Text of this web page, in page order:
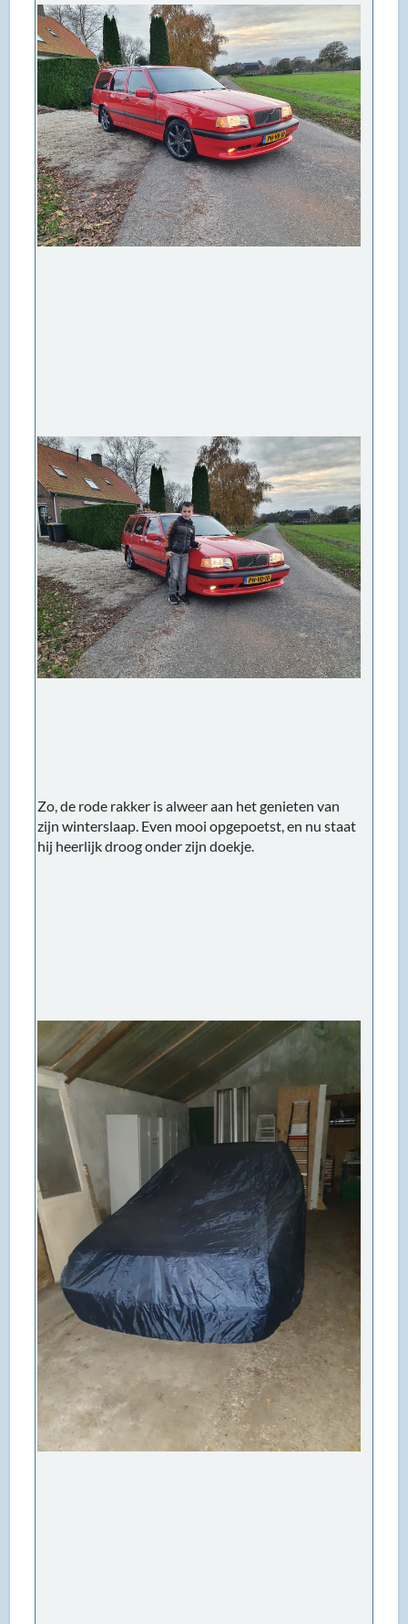
Zo, de rode rakker is alweer aan het genieten van
zijn winterslaap. Even mooi opgepoetst, en nu staat
hij heerlijk droog onder zijn doekje.